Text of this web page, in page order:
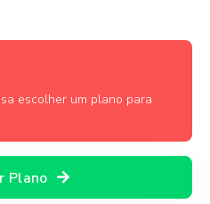
escolher um plano para
Plano